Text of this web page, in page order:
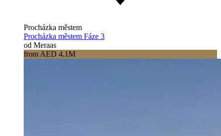
Procházka městem
Procházka městem Fáze 3
od Meraas
from AED 4.1M